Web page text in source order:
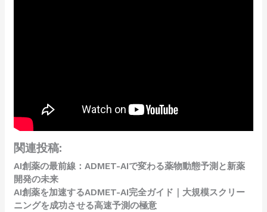
関連投稿:
AI創薬の最前線：ADMET-AIで変わる薬物動態予測と新薬
開発の未来
AI創薬を加速するADMET-AI完全ガイド｜大規模スクリー
ニングを成功させる高速予測の極意